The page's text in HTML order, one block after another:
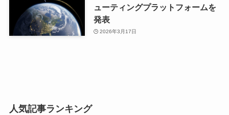
ューティングプラットフォームを
発表
2026年3月17日
人気記事ランキング